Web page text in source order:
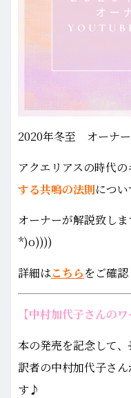
2020年冬至 オーナ
アクエリアスの時代の
する共鳴の法則につい
オーナーが解説致し
*)o))))
詳細はこちらをご確
【中村加代子さんの
本の発売を記念して、
訳者の中村加代子さ
す♪